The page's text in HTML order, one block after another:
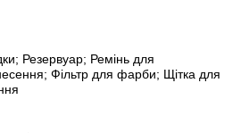
Резервуар; Ремінь для
Фільтр для фарби; Щітка для